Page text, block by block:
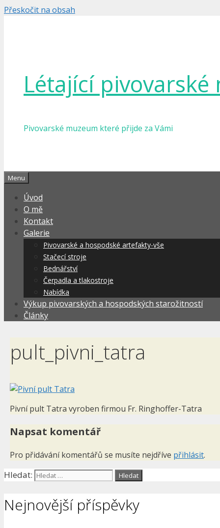
Přeskočit na obsah
Létající pivovarské
Pivovarské muzeum které přijde za Vámi
Menu
Úvod
O mě
Kontakt
Galerie
Pivovarské a hospodské artefakty-vše
Stačecí stroje
Bednářství
Čerpadla a tlakostroje
Nabídka
Výkup pivovarských a hospodských starožitností
Články
pult_pivni_tatra
Pivní pult Tatra vyroben firmou Fr. Ringhoffer-Tatra
Napsat komentář
Pro přidávání komentářů se musíte nejdříve přihlásit.
Hledat:
Nejnovější příspěvky